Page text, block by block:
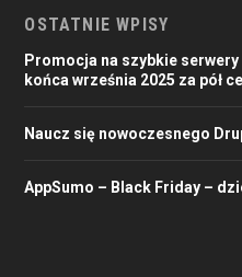
OSTATNIE WPISY
Promocja na szybkie
końca września 2025 za pół
Naucz się nowoczesnego
AppSumo – Black Friday –